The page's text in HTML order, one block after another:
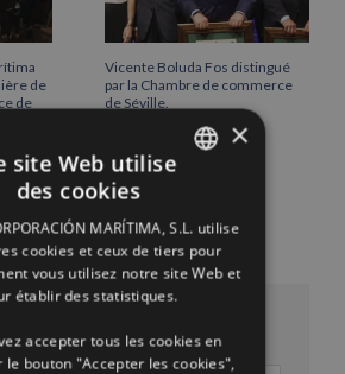
de
de
Vicente Boluda Fos distingué
par la Chambre de commerce
de Séville.
ENGLISH
FRENCH
×
site Web utilise
des cookies
MARÍTIMA, S.L. utilise
cookies et ceux de tiers pour
vous utilisez notre site Web et
établir des statistiques.
accepter tous les cookies en
le bouton "Accepter les cookies",